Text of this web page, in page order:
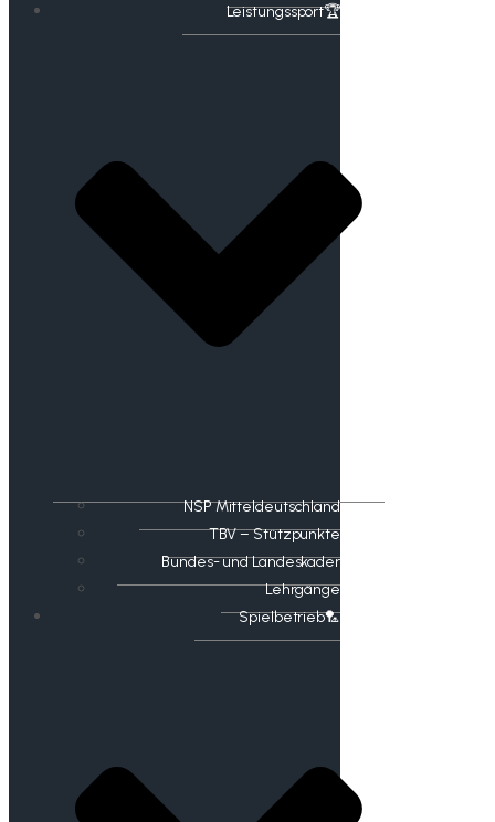
​Leistungssport🏆
NSP Mitteldeutschland
TBV – Stützpunkte
Bundes- und Landeskader
Lehrgänge
Spielbetrieb🏸